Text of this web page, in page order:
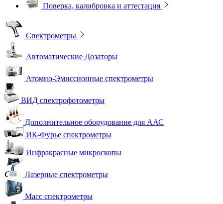
Поверка, калибровка и аттестация
Спектрометры
Автоматические Дозаторы
Атомно-Эмиссионные спектрометры
ВИД спектрофотометры
Дополнительное оборудование для ААС
ИК-Фурье спектрометры
Инфракрасные микроскопы
Лазерные спектрометры
Масс спектрометры